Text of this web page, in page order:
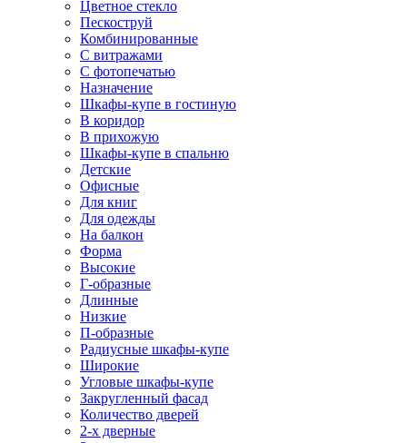
Цветное стекло
Пескоструй
Комбинированные
С витражами
С фотопечатью
Назначение
Шкафы-купе в гостиную
В коридор
В прихожую
Шкафы-купе в спальню
Детские
Офисные
Для книг
Для одежды
На балкон
Форма
Высокие
Г-образные
Длинные
Низкие
П-образные
Радиусные шкафы-купе
Широкие
Угловые шкафы-купе
Закругленный фасад
Количество дверей
2-х дверные